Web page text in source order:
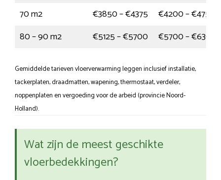
70 m2
€3850 – €4375
€4200 – €4750
80 – 90 m2
€5125 – €5700 €5700 – €6300
Gemiddelde tarieven vloerverwarming leggen inclusief installatie,
tackerplaten, draadmatten, wapening, thermostaat, verdeler,
noppenplaten en vergoeding voor de arbeid (provincie Noord-
Holland).
Wat zijn de meest geschikte
vloerbedekkingen?